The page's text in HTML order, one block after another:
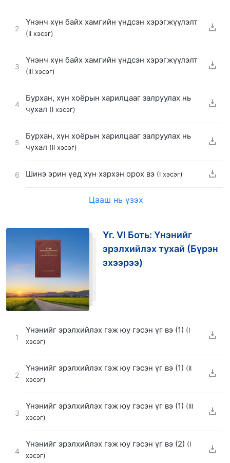
2
Үнэнч хүн байх хамгийн үндсэн хэрэгжүүлэлт
(II хэсэг)
3
Үнэнч хүн байх хамгийн үндсэн хэрэгжүүлэлт
(III хэсэг)
4
Бурхан, хүн хоёрын харилцааг залруулах нь
чухал (I хэсэг)
5
Бурхан, хүн хоёрын харилцааг залруулах нь
чухал (II хэсэг)
6 Шинэ эрин үед хүн хэрхэн орох вэ (I хэсэг)
Цааш нь үзэх
Үг. VI Боть: Үнэнийг
эрэлхийлэх тухай (Бүрэн
эхээрээ)
1
Үнэнийг эрэлхийлэх гэж юу гэсэн үг вэ (1) (I
хэсэг)
2
Үнэнийг эрэлхийлэх гэж юу гэсэн үг вэ (1) (II
хэсэг)
3
Үнэнийг эрэлхийлэх гэж юу гэсэн үг вэ (1) (III
хэсэг)
4
Үнэнийг эрэлхийлэх гэж юу гэсэн үг вэ (2) (I
хэсэг)